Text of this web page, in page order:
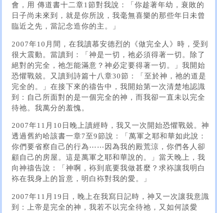
會，用 傳道書十二章1節對我說：「你趁著年幼，衰敗的
日子尚未來到，就是你所說，我毫無喜樂的那些年日未曾
臨近之先，當記念造你的主。」
2007年10月間，在我讀慕安德烈的《做完全人》時，受到
很大震動。當讀到：「神是一切，祂必須得著一切。除了
絕對的完全，祂怎能滿意？神必定要得著一切。」我開始
恐懼戰兢。又讀到詩篇十八章30節：「至於神，祂的道是
完全的。」在接下來的禱告中，我開始第一次清楚地認識
到：自己所面對的是一個完全的神，而我卻一直未以完全
待祂。我萬分的羞愧。
2007年11月10日晚上讀經時，我又一次開始恐懼戰兢。神
透過舊約哈該書一章7至9節說：「萬軍之耶和華如此說：
你們要省察自己的行為⋯⋯因為我的殿荒涼，你們各人卻
顧自己的房屋。這是萬軍之耶和華說的。」當天晚上，我
向神禱告說：「神啊，袮到底要我做甚麼？求袮讓我明白
袮在我身上的旨意，明白袮對我的愛。」
2007年11月19日，晚上在我寫日記時，神又一次讓我意識
到：上帝是完全的神，我若不以完全待祂，又如何談愛